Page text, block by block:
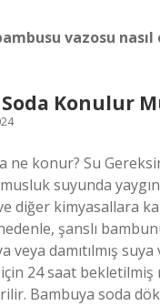
vazosu nasıl
Konulur
ne konur? Su
suyunda
diğer kimyasallara
şanslı
veya damıtılmış
24 saat
Bambuya soda